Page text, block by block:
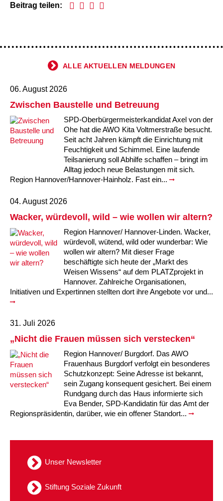
Beitrag teilen:
ALLE AKTUELLEN MELDUNGEN
06. August 2026
Zwischen Baustelle und Betreuung
SPD-Oberbürgermeisterkandidat Axel von der
Ohe hat die AWO Kita Voltmerstraße besucht.
Seit acht Jahren kämpft die Einrichtung mit
Feuchtigkeit und Schimmel. Eine laufende
Teilsanierung soll Abhilfe schaffen – bringt im
Alltag jedoch neue Belastungen mit sich.
Region Hannover/Hannover-Hainholz. Fast ein...
04. August 2026
Wacker, würdevoll, wild – wie wollen wir altern?
Region Hannover/ Hannover-Linden. Wacker,
würdevoll, wütend, wild oder wunderbar: Wie
wollen wir altern? Mit dieser Frage
beschäftigte sich heute der „Markt des
Weisen Wissens“ auf dem PLATZprojekt in
Hannover. Zahlreiche Organisationen,
Initiativen und Expertinnen stellten dort ihre Angebote vor und...
31. Juli 2026
„Nicht die Frauen müssen sich verstecken“
Region Hannover/ Burgdorf. Das AWO
Frauenhaus Burgdorf verfolgt ein besonderes
Schutzkonzept: Seine Adresse ist bekannt,
sein Zugang konsequent gesichert. Bei einem
Rundgang durch das Haus informierte sich
Eva Bender, SPD-Kandidatin für das Amt der
Regionspräsidentin, darüber, wie ein offener Standort...
Unser Newsletter
Stiftung Soziale Zukunft